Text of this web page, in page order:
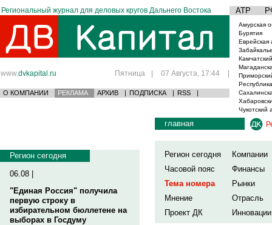
Региональный журнал для деловых кругов Дальнего Востока АТР
www.dvkapital.ru Пятница | 07 Августа, 17:44 |
О КОМПАНИИ РЕКЛАМА АРХИВ | ПОДПИСКА | RSS |
Амурская
Бурятия
Еврейская
Чукотский
Регион сегодня
06.08 |
"Единая Россия" получила
первую строку в
избирательном бюллетене на
выборах в Госдуму
главная
Регион сегодня
Компании
Часовой пояс
Финансы
Тема номера
Рынки
Мнение
Отрасль
Проект ДК
Инновации